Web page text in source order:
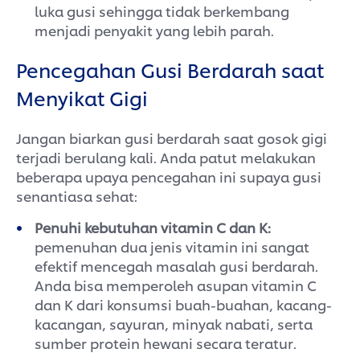
luka gusi sehingga tidak berkembang
menjadi penyakit yang lebih parah.
Pencegahan Gusi Berdarah saat
Menyikat Gigi
Jangan biarkan gusi berdarah saat gosok gigi
terjadi berulang kali. Anda patut melakukan
beberapa upaya pencegahan ini supaya gusi
senantiasa sehat:
Penuhi kebutuhan vitamin C dan K:
pemenuhan dua jenis vitamin ini sangat
efektif mencegah masalah gusi berdarah.
Anda bisa memperoleh asupan vitamin C
dan K dari konsumsi buah-buahan, kacang-
kacangan, sayuran, minyak nabati, serta
sumber protein hewani secara teratur.